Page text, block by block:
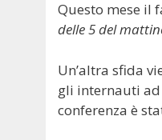
Questo mese il
delle 5 del
Un’altra sfida
gli internauti ad
conferenza è